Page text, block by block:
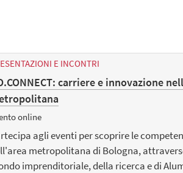
E INCONTRI
carriere e innovazione
online
agli eventi per scoprire le
metropolitana di Bologna,
imprenditoriale, della ricerca e di